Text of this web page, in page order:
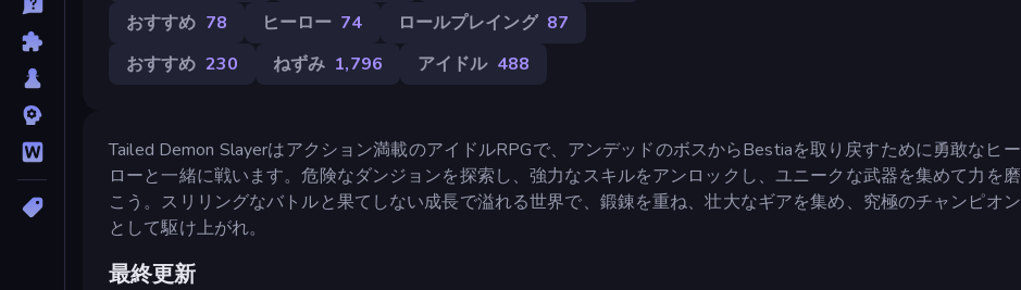
おすすめ 78 ヒーロー 74 ロールプレイング 87
おすすめ 230 ねずみ 1,796 アイドル 488
Tailed Demon Slayerはアクション満載のアイドルRPGで、アンデッドのボスからBestiaを取り戻すために勇敢なヒー
ローと一緒に戦います。危険なダンジョンを探索し、強力なスキルをアンロックし、ユニークな武器を集めて力を磨
こう。スリリングなバトルと果てしない成長で溢れる世界で、鍛錬を重ね、壮大なギアを集め、究極のチャンピオン
として駆け上がれ。
最終更新